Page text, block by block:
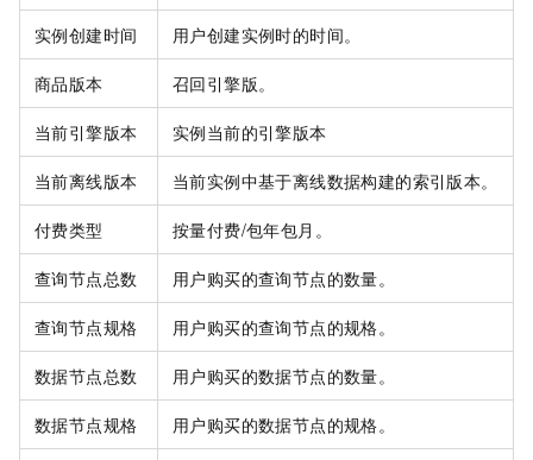
实例创建时间 用户创建实例时的时间。
商品版本 召回引擎版。
当前引擎版本 实例当前的引擎版本
当前离线版本 当前实例中基于离线数据构建的索引版本。
付费类型 按量付费/包年包月。
查询节点总数 用户购买的查询节点的数量。
查询节点规格 用户购买的查询节点的规格。
数据节点总数 用户购买的数据节点的数量。
数据节点规格 用户购买的数据节点的规格。